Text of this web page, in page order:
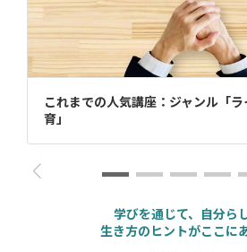
これまでの人気講座：ジャンル「
育」
学びを通じて、自分ら
生き方のヒントがここに